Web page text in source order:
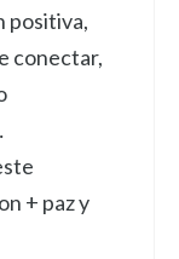
positiva,
conectar,
+ paz y